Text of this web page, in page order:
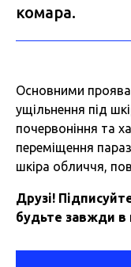
комара.
Основними
ущільнення під
почервоніння та
переміщення
шкіра обличчя,
Друзі!
будьте завжди в